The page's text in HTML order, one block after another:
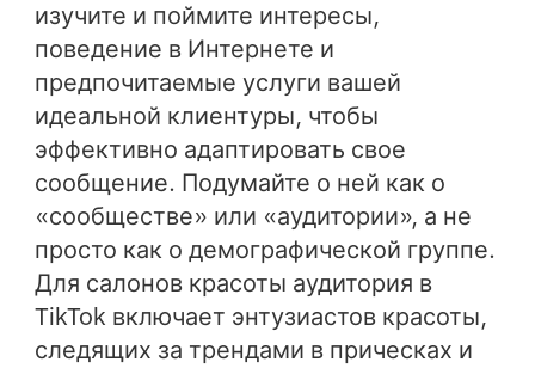
изучите и поймите интересы,
поведение в Интернете и
предпочитаемые услуги вашей
идеальной клиентуры, чтобы
эффективно адаптировать свое
сообщение. Подумайте о ней как о
«сообществе» или «аудитории», а не
просто как о демографической группе.
Для салонов красоты аудитория в
TikTok включает энтузиастов красоты,
следящих за трендами в прическах и